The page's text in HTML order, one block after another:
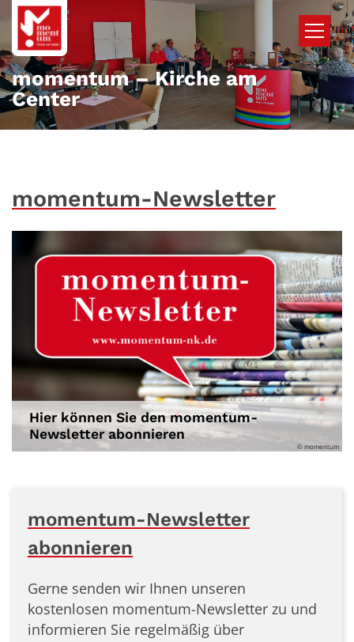
Zum Inhalt springen
momentum – Kirche am
Center
momentum-Newsletter
Hier können Sie den momentum-
Newsletter abonnieren
© momentum
momentum-Newsletter
abonnieren
Gerne senden wir Ihnen unseren
kostenlosen momentum-Newsletter zu und
informieren Sie regelmäßig über